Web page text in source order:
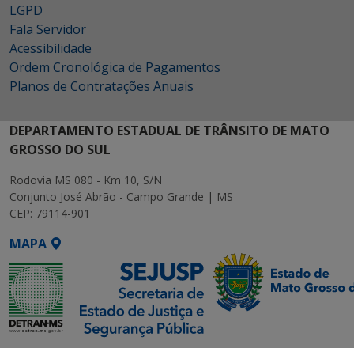
LGPD
Fala Servidor
Acessibilidade
Ordem Cronológica de Pagamentos
Planos de Contratações Anuais
DEPARTAMENTO ESTADUAL DE TRÂNSITO DE MATO
GROSSO DO SUL
Rodovia MS 080 - Km 10, S/N
Conjunto José Abrão - Campo Grande | MS
CEP: 79114-901
MAPA